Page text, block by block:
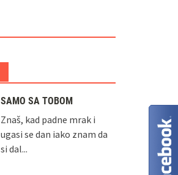
SAMO SA TOBOM
Znaš, kad padne mrak i
ugasi se dan iako znam da
si dal...